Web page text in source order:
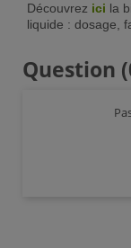
Découvrez ici la
liquide : dosage,
Question